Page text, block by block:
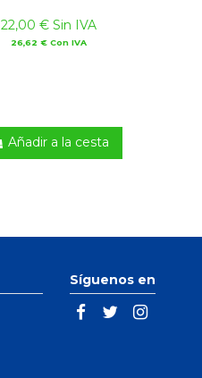
22,00 € Sin IVA
26,62 € Con IVA
Añadir a la cesta
Síguenos en